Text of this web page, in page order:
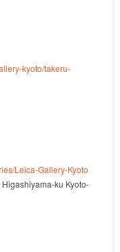
kyoto/takeru-
Leica-Gallery-Kyoto
ku Kyoto-